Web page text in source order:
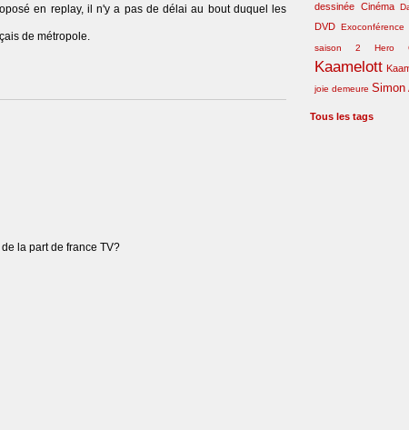
en replay, il n'y a pas de délai au bout duquel les
de métropole.
la part de france TV?
dessinée Cinéma
DVD Exoconférence
saison 2 Hero
Kaamelott
joie demeure Simon
Tous les tags